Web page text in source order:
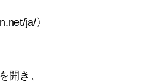
ja/〉
開き、